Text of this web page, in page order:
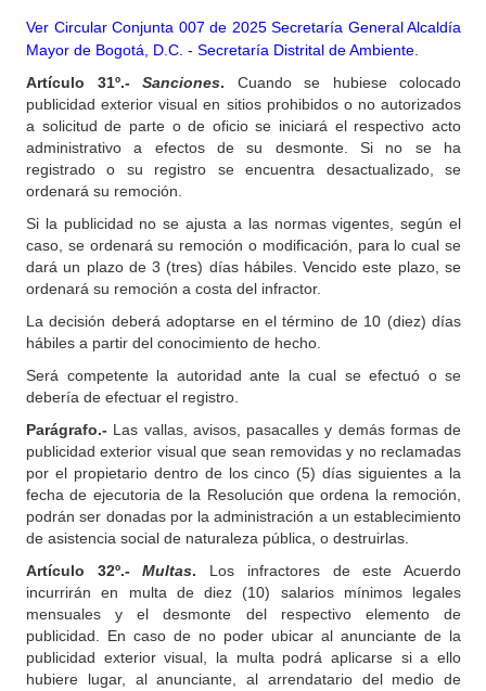
Ver Circular Conjunta 007 de 2025 Secretaría General Alcaldía
Mayor de Bogotá, D.C. - Secretaría Distrital de Ambiente.
Artículo 31º.-
Sanciones. Cuando se hubiese colocado
publicidad exterior visual en sitios prohibidos o no autorizados
a solicitud de parte o de oficio se iniciará el respectivo acto
administrativo a efectos de su desmonte. Si no se ha
registrado o su registro se encuentra desactualizado, se
ordenará su remoción.
Si la publicidad no se ajusta a las normas vigentes, según el
caso, se ordenará su remoción o modificación, para lo cual se
dará un plazo de 3 (tres) días hábiles. Vencido este plazo, se
ordenará su remoción a costa del infractor.
La decisión deberá adoptarse en el término de 10 (diez) días
hábiles a partir del conocimiento de hecho.
Será competente la autoridad ante la cual se efectuó o se
debería de efectuar el registro.
Parágrafo.- Las vallas, avisos, pasacalles y demás formas de
publicidad exterior visual que sean removidas y no reclamadas
por el propietario dentro de los cinco (5) días siguientes a la
fecha de ejecutoria de la Resolución que ordena la remoción,
podrán ser donadas por la administración a un establecimiento
de asistencia social de naturaleza pública, o destruirlas.
Artículo 32º.-
Multas. Los infractores de este Acuerdo
incurrirán en multa de diez (10) salarios mínimos legales
mensuales y el desmonte del respectivo elemento de
publicidad. En caso de no poder ubicar al anunciante de la
publicidad exterior visual, la multa podrá aplicarse si a ello
hubiere lugar, al anunciante, al arrendatario del medio de